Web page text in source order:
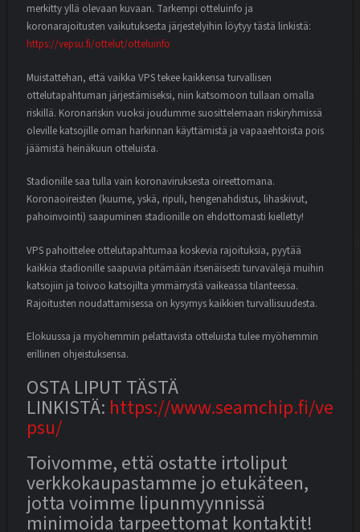
merkitty yllä olevaan kuvaan. Tarkempi otteluinfo ja
koronarajoitusten vaikutuksesta järjestelyihin löytyy tästä linkistä:
https://vepsu.fi/ottelut/otteluinfo
Muistattehan, että vaikka VPS tekee kaikkensa turvallisen
ottelutapahtuman järjestämiseksi, niin katsomoon tullaan omalla
riskillä. Koronariskin vuoksi joudumme suosittelemaan riskiryhmissä
oleville katsojille oman harkinnan käyttämistä ja vapaaehtoista pois
jäämistä heinäkuun otteluista.
Stadionille saa tulla vain koronaviruksesta oireettomana.
Koronaoireisten (kuume, yskä, ripuli, hengenahdistus, lihaskivut,
pahoinvointi) saapuminen stadionille on ehdottomasti kielletty!
VPS pahoittelee ottelutapahtumaa koskevia rajoituksia, pyytää
kaikkia stadionille saapuvia pitämään itsenäisesti turvavälejä muihin
katsojiin ja toivoo katsojilta ymmärrystä vaikeassa tilanteessa.
Rajoitusten noudattamisessa on kysymys kaikkien turvallisuudesta.
Elokuussa ja myöhemmin pelattavista otteluista tulee myöhemmin
erillinen ohjeistuksensa.
OSTA LIPUT TÄSTÄ
LINKISTÄ: https://www.seamchip.fi/ve
psu/
Toivomme, että ostatte irtoliput
verkkokaupastamme jo etukäteen,
jotta voimme lipunmyynnissä
minimoida tarpeettomat kontaktit!